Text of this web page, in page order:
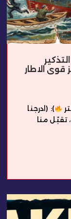
الاطار
): (ادرجنا
تقبّل منا